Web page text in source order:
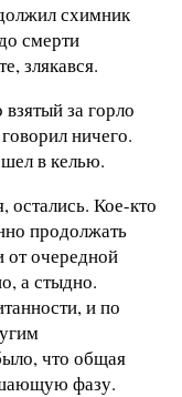
схимник
смерти
злякався.
за горло
ничего.
в келью.
Кое-кто
продолжать
от очередной
а стыдно.
и по
что общая
фазу.